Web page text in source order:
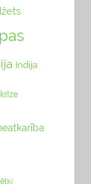
Indija
krīze